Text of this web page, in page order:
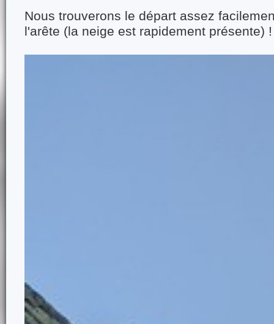
Nous trouverons le départ assez
l'arête (la neige est rapidement présente) !